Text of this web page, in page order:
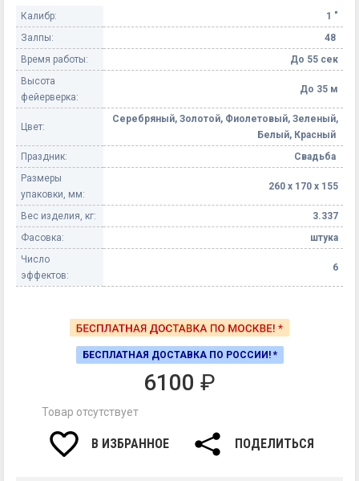
Калибр:
1 "
Залпы:
48
Время работы:
До 55 сек
Высота
фейерверка:
До 35 м
Цвет:
Серебряный, Золотой, Фиолетовый, Зеленый,
Белый, Красный
Праздник:
Свадьба
Размеры
упаковки, мм:
260 х 170 х 155
Вес изделия, кг:
3.337
Фасовка:
штука
Число
эффектов:
6
БЕСПЛАТНАЯ ДОСТАВКА ПО РОССИИ! *
6100 ₽
Товар отсутствует
В ИЗБРАННОЕ ПОДЕЛИТЬСЯ